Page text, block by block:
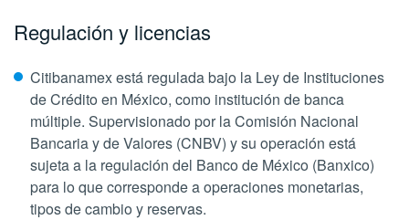
Regulación y licencias
Citibanamex está regulada bajo la Ley de Instituciones
de Crédito en México, como institución de banca
múltiple. Supervisionado por la Comisión Nacional
Bancaria y de Valores (CNBV) y su operación está
sujeta a la regulación del Banco de México (Banxico)
para lo que corresponde a operaciones monetarias,
tipos de cambio y reservas.